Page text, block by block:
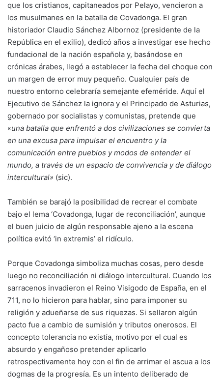
que los cristianos, capitaneados por Pelayo, vencieron a
los musulmanes en la batalla de Covadonga. El gran
historiador Claudio Sánchez Albornoz (presidente de la
República en el exilio), dedicó años a investigar ese hecho
fundacional de la nación española y, basándose en
crónicas árabes, llegó a establecer la fecha del choque con
un margen de error muy pequeño. Cualquier país de
nuestro entorno celebraría semejante efeméride. Aquí el
Ejecutivo de Sánchez la ignora y el Principado de Asturias,
gobernado por socialistas y comunistas, pretende que
«una batalla que enfrentó a dos civilizaciones se convierta
en una excusa para impulsar el encuentro y la
comunicación entre pueblos y modos de entender el
mundo, a través de un espacio de convivencia y de diálogo
intercultural» (sic).
También se barajó la posibilidad de recrear el combate
bajo el lema ‘Covadonga, lugar de reconciliación’, aunque
el buen juicio de algún responsable ajeno a la escena
política evitó ‘in extremis’ el ridículo.
Porque Covadonga simboliza muchas cosas, pero desde
luego no reconciliación ni diálogo intercultural. Cuando los
sarracenos invadieron el Reino Visigodo de España, en el
711, no lo hicieron para hablar, sino para imponer su
religión y adueñarse de sus riquezas. Si sellaron algún
pacto fue a cambio de sumisión y tributos onerosos. El
concepto tolerancia no existía, motivo por el cual es
absurdo y engañoso pretender aplicarlo
retrospectivamente hoy con el fin de arrimar el ascua a los
dogmas de la progresía. Es un intento deliberado de